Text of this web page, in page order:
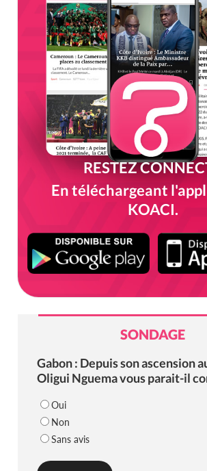
RESTEZ
En téléchargeant
KOACI.
SONDAGE
Gabon : Depuis son ascension
Oligui Nguema vous parait-il
Oui
Non
Sans avis